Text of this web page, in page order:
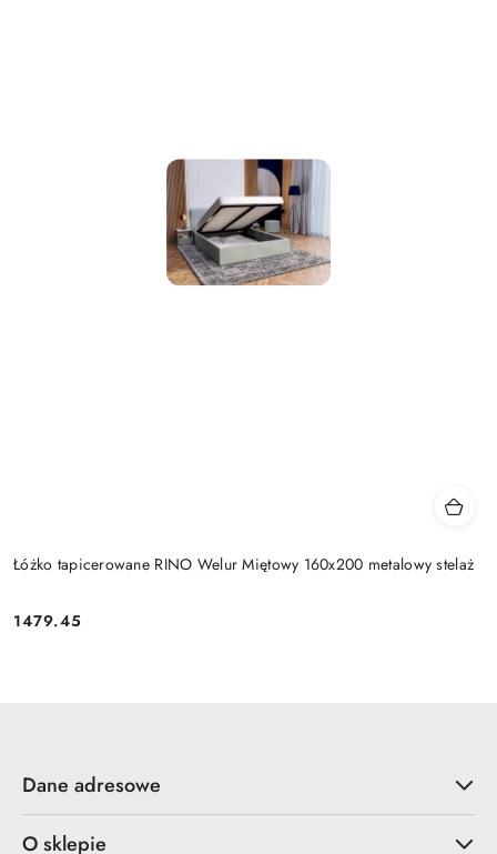
Łóżko tapicerowane RINO Welur Miętowy 160x200 metalowy stelaż
Cena:
1479.45
Dane adresowe
O sklepie